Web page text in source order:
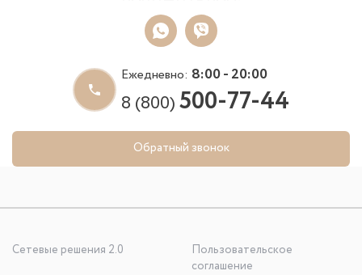
Ежедневно: 8:00 - 20:00
8 (800)500-77-44
Обратный звонок
Сетевые решения 2.0
Пользовательское
соглашение